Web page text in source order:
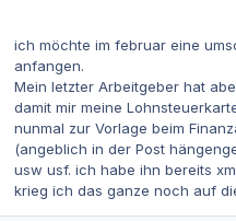
ich möchte im februar eine
anfangen.
Mein letzter Arbeitgeber hat
damit mir meine
nunmal zur Vorlage beim
(angeblich in der Post
usw usf. ich habe ihn bereits
krieg ich das ganze noch auf